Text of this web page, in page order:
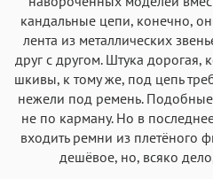
кандальные цепи, конечно,
лента из металлических
друг с другом. Штука дорогая,
шкивы, к тому же, под цепь
нежели под ремень.
не по карману. Но в
входить ремни из плетёного
дешёвое, но, всяко